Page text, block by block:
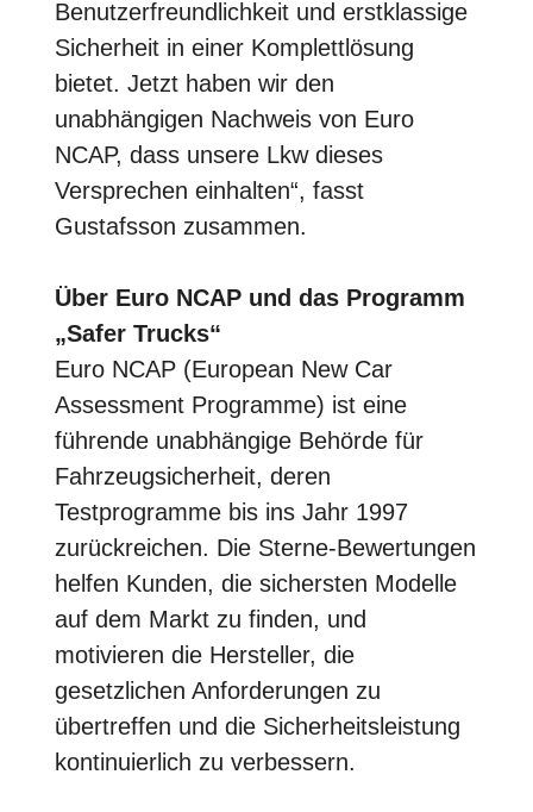
Benutzerfreundlichkeit und erstklassige
Sicherheit in einer Komplettlösung
bietet. Jetzt haben wir den
unabhängigen Nachweis von Euro
NCAP, dass unsere Lkw dieses
Versprechen einhalten“, fasst
Gustafsson zusammen.
Über Euro NCAP und das Programm
„Safer Trucks“
Euro NCAP (European New Car
Assessment Programme) ist eine
führende unabhängige Behörde für
Fahrzeugsicherheit, deren
Testprogramme bis ins Jahr 1997
zurückreichen. Die Sterne-Bewertungen
helfen Kunden, die sichersten Modelle
auf dem Markt zu finden, und
motivieren die Hersteller, die
gesetzlichen Anforderungen zu
übertreffen und die Sicherheitsleistung
kontinuierlich zu verbessern.